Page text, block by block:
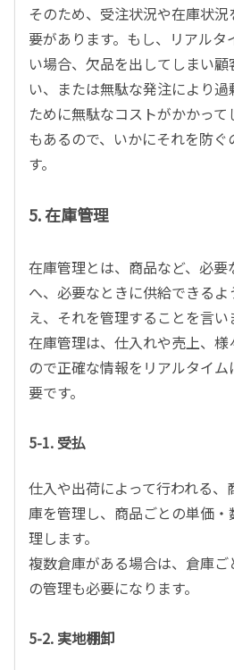
そのため、受注状況や在庫状
要があります。もし、リアル
い場合、欠品を出してしまい
い、または無駄な発注により
ために無駄なコストがかかっ
もあるので、いかにそれを防ぐ
す。
5. 在庫管理
在庫管理とは、商品など、必
へ、必要なときに供給できる
え、それを管理することを言い
在庫管理は、仕入れや売上、
ので正確な情報をリアルタイ
要です。
5-1. 受払
仕入や出荷によって行われる
庫を管理し、商品ごとの単価
理します。
複数倉庫がある場合は、倉庫
の管理も必要になります。
5-2. 実地棚卸